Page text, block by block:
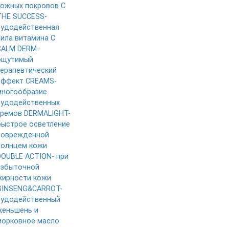
покровов C
SUCCESS-
витамина C
DERM-
CREAMS-
DERMALIGHT-
осветление
кожи
ACTION- при
кожи
и
масло